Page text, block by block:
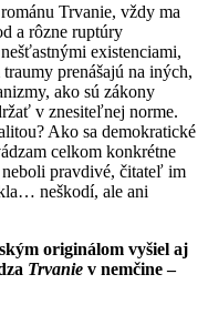
Trvanie, vždy ma
a rôzne ruptúry
existenciami,
prenášajú na iných,
ako sú zákony
v znesiteľnej norme.
Ako sa demokratické
celkom konkrétne
pravdivé, čitateľ im
neškodí, ale ani
originálom vyšiel aj
Trvanie v nemčine –